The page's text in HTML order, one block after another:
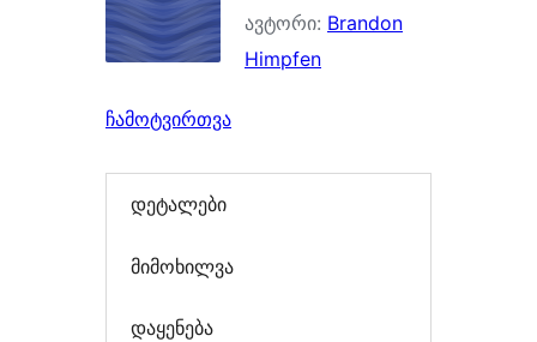
ავტორი: Brandon
Himpfen
ჩამოტვირთვა
დეტალები
მიმოხილვა
დაყენება